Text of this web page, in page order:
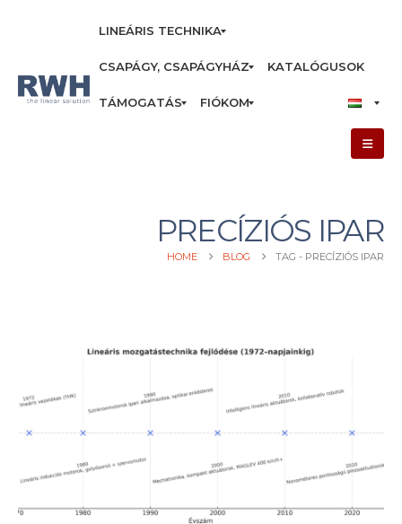
LINEÁRIS TECHNIKA
CSAPÁGY, CSAPÁGYHÁZ KATALÓGUSOK
TÁMOGATÁS FIÓKOM
PRECÍZIÓS IPAR
HOME BLOG TAG - PRECÍZIÓS IPAR